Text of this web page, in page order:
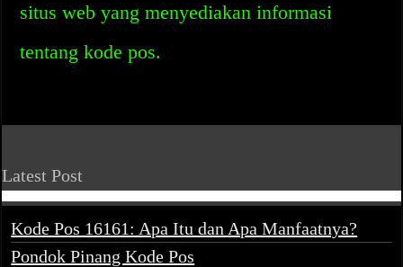
situs web yang menyediakan informasi
tentang kode pos.
Latest Post
Kode Pos 16161: Apa Itu dan Apa Manfaatnya?
Pondok Pinang Kode Pos